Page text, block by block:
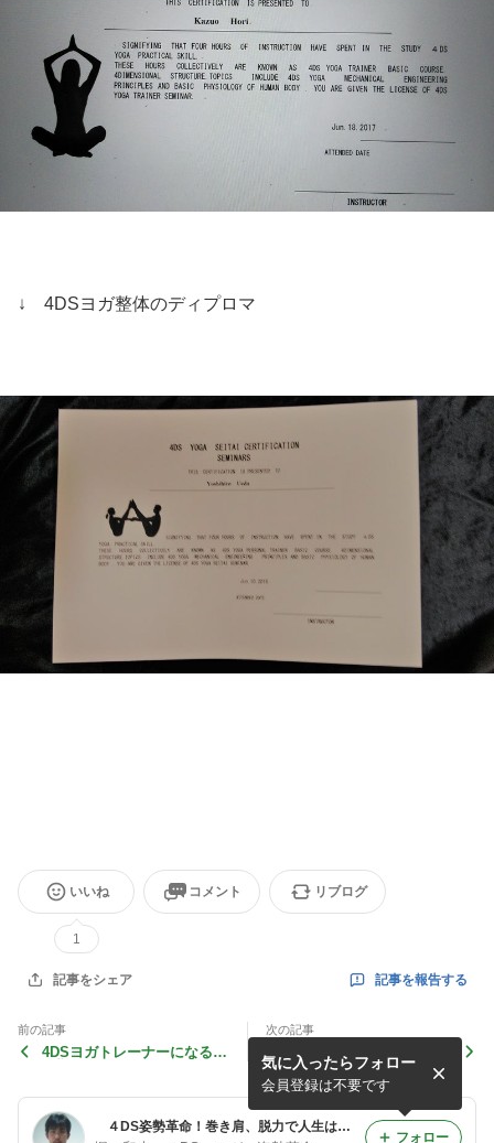
↓ 4DSヨガ整体のディプロマ
いいね
1
コメント リブログ
記事をシェア 記事を報告する
前の記事
4DSヨガトレーナーになるの
次の記事
盲目的な恋をするには？PE
Aホルモンを出せ？
４DS姿勢革命！巻き肩、脱力で人生は好転する♪堀和夫
気に入ったらフォロー
会員登録は不要です
フォロー